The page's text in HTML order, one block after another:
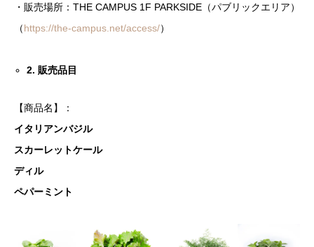
・販売場所：THE CAMPUS 1F PARKSIDE（パブリックエリア）
（https://the-campus.net/access/）
2. 販売品目
【商品名】：
イタリアンバジル
スカーレットケール
ディル
ペパーミント